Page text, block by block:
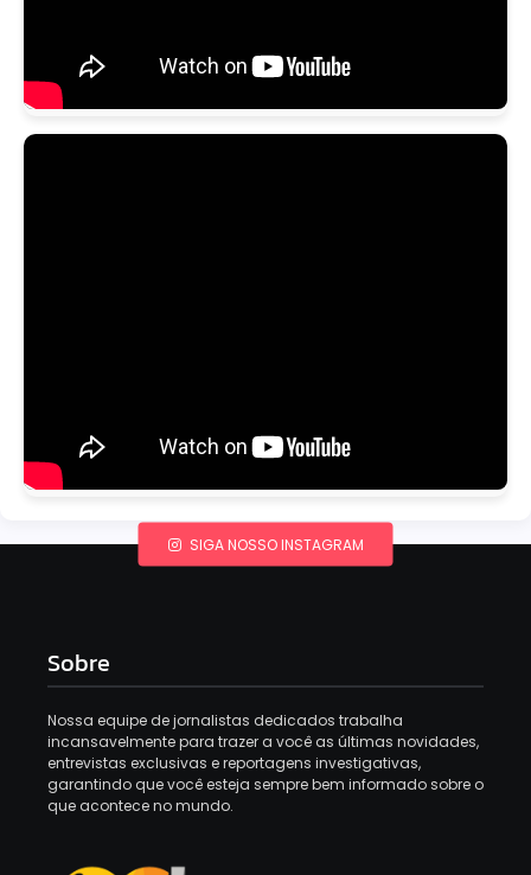
SIGA NOSSO INSTAGRAM
Sobre
Nossa equipe de jornalistas dedicados trabalha
incansavelmente para trazer a você as últimas novidades,
entrevistas exclusivas e reportagens investigativas,
garantindo que você esteja sempre bem informado sobre o
que acontece no mundo.